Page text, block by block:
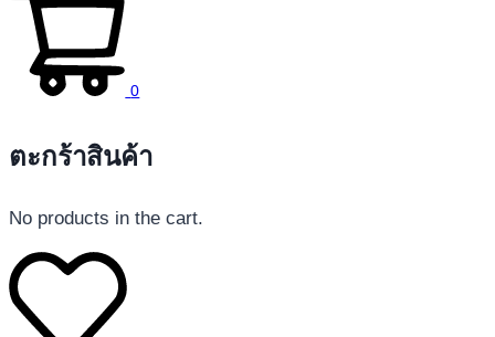
0
ตะกร้าสินค้า
No products in the cart.